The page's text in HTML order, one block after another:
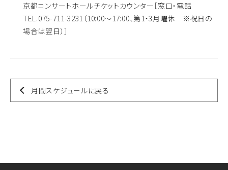
京都コンサートホールチケットカウンター ［窓口・電話
TEL.075-711-3231（10:00～17:00、第1・3月曜休 ※祝日の
場合は翌日）］
月間スケジュールに戻る